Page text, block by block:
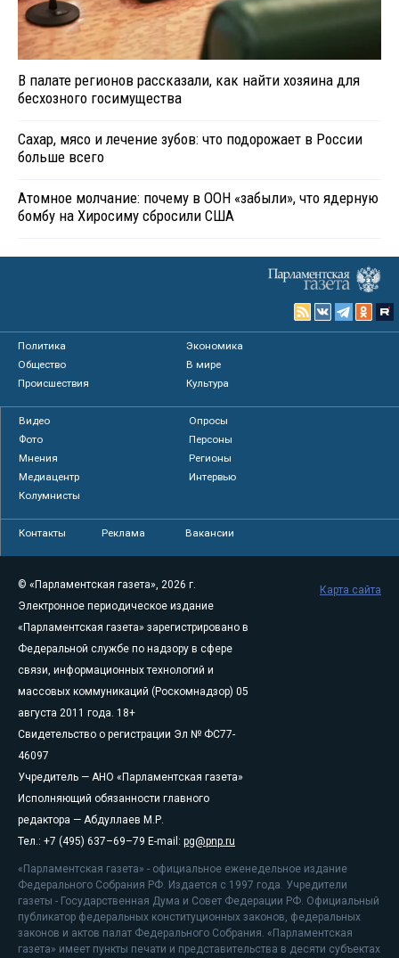
В палате регионов рассказали, как найти хозяина для
бесхозного госимущества
Сахар, мясо и лечение зубов: что подорожает в России
больше всего
Атомное молчание: почему в ООН «забыли», что ядерную
бомбу на Хиросиму сбросили США
Политика
Экономика
Общество
В мире
Происшествия
Культура
Видео
Опросы
Фото
Персоны
Мнения
Регионы
Медиацентр
Интервью
Колумнисты
Контакты Реклама Вакансии
© «Парламентская газета», 2026 г.
Электронное периодическое издание
«Парламентская газета» зарегистрировано в
Федеральной службе по надзору в сфере
связи, информационных технологий и
массовых коммуникаций (Роскомнадзор) 05
августа 2011 года. 18+
Свидетельство о регистрации Эл № ФС77-
46097
Учредитель — АНО «Парламентская газета»
Исполняющий обязанности главного
редактора — Абдуллаев М.Р.
Тел.: +7 (495) 637–69–79 E-mail: pg@pnp.ru
«Парламентская газета» - официальное еженедельное издание
Федерального Собрания РФ. Издается с 1997 года. Учредители
газеты - Государственная Дума и Совет Федерации РФ. Официальный
публикатор федеральных конституционных законов, федеральных
законов и актов палат Федерального Собрания. «Парламентская
газета» имеет пункты печати и представительства в десяти субъектах
Карта сайта